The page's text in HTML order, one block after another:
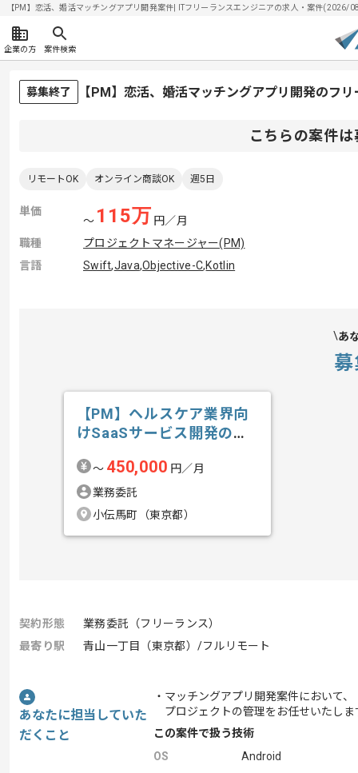
【PM】恋活、婚活マッチングアプリ開発案件| ITフリーランスエンジニアの求人・案件(2026/
企業の方 案件検索
募集終了 【PM】恋活、婚活マッチングアプリ開発のフ
こちらの案件
リモートOK オンライン商談OK 週5日
単価
〜 115万 円／月
職種
プロジェクトマネージャー(PM)
言語
Swift,Java,Objective-C,Kotlin
あ
【PM】ヘルスケア業界向
けSaaSサービス開発の求
〜 450,000 円／月
業務委託
小伝馬町（東京都）
契約形態
業務委託（フリーランス）
最寄り駅
青山一丁目（東京都）/フルリモート
あなたに担当していた
だくこと
・マッチングアプリ開発案件において、
プロジェクトの管理をお任せいたしま
この案件で扱う技術
OS
Android